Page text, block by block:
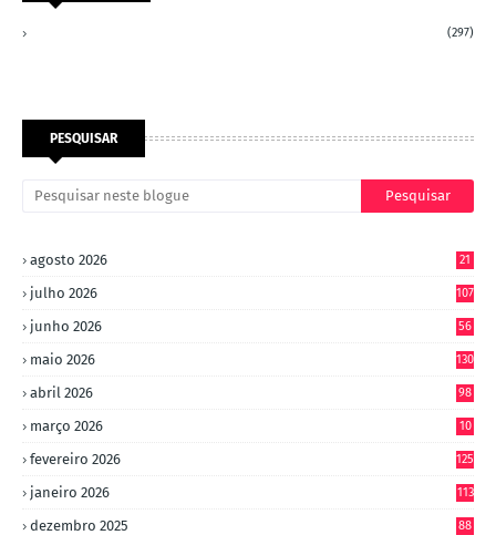
(297)
PESQUISAR
agosto 2026 21
julho 2026 107
junho 2026 56
maio 2026 130
abril 2026 98
março 2026
10
fevereiro 2026 125
janeiro 2026 113
dezembro 2025 88